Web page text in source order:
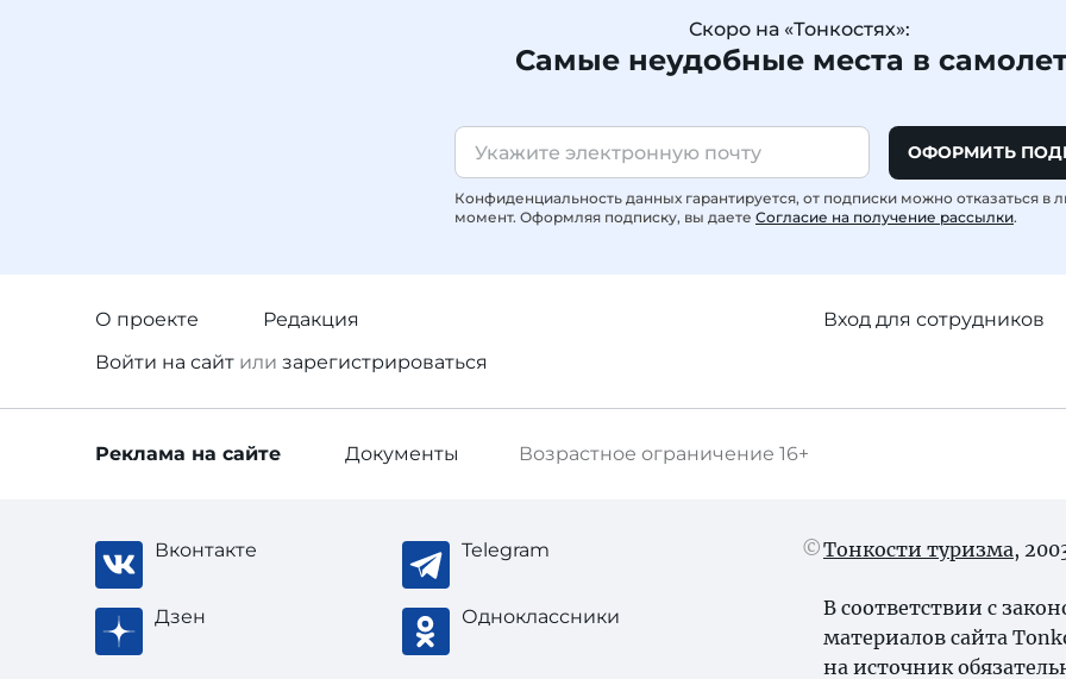
Скоро на «Тонкостях»:
Самые неудобные места в
ОФОРМИТЬ
Конфиденциальность данных гарантируется, от подписки можно отказаться в
момент. Оформляя подписку, вы даете Согласие на получение рассылки.
О проекте
Редакция
Войти на сайт или зарегистрироваться
Вход для сотрудников
Возрастное ограничение 16+
Реклама на сайте Документы
Вконтакте Telegram
Дзен Одноклассники
Тонкости туризма,
В соответствии с
материалов сайта
на источник